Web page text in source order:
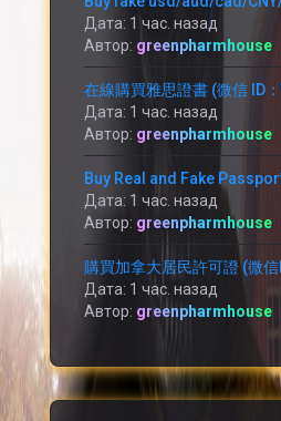
Дата: 1 час. назад
Автор: greenpharmhouse
Дата: 1 час. назад
Автор: greenpharmhouse
Дата: 1 час. назад
Автор: greenpharmhouse
Дата: 1 час. назад
Автор: greenpharmhouse